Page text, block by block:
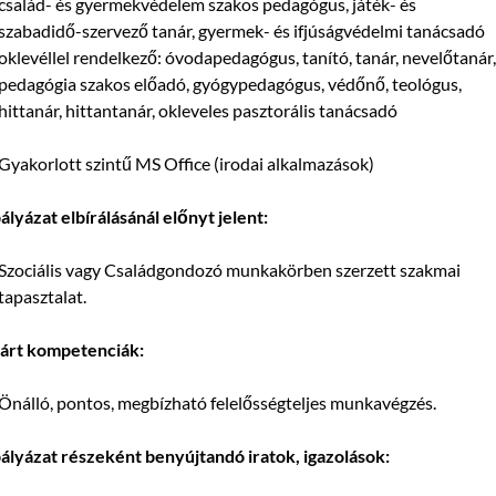
szervező tanár, gyermek- és ifjúságvédelmi tanácsadó
rendelkező: óvodapedagógus, tanító, tanár, nevelőtanár,
pedagógia szakos előadó, gyógypedagógus, védőnő, teológus,
hittanár, hittantanár, okleveles pasztorális tanácsadó
szintű MS Office (irodai alkalmazások)
elbírálásánál előnyt jelent:
vagy Családgondozó munkakörben szerzett szakmai
kompetenciák:
pontos, megbízható felelősségteljes munkavégzés.
részeként benyújtandó iratok, igazolások: